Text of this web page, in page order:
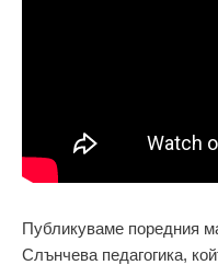
Публикуваме поредния
Слънчева педагогика,